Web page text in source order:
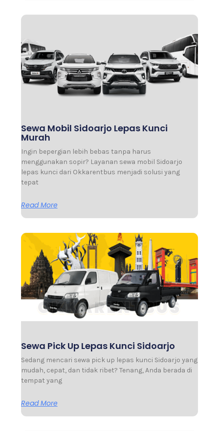
Sewa Mobil Sidoarjo Lepas Kunci
Murah
Ingin bepergian lebih bebas tanpa harus
menggunakan sopir? Layanan sewa mobil Sidoarjo
lepas kunci dari Okkarentbus menjadi solusi yang
tepat
Read More
Sewa Pick Up Lepas Kunci Sidoarjo
Sedang mencari sewa pick up lepas kunci Sidoarjo yang
mudah, cepat, dan tidak ribet? Tenang, Anda berada di
tempat yang
Read More